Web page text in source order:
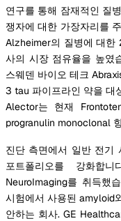
연구를 통해 잠재적인 질
쟁자에 대한 가장자리를
Alzheimer의 질병에 대한
사의 시장 점유율을 높였
스웨덴 바이오 테크
3 tau 파이프라인 약을 대
Alector는 현재
progranulin monoclonal
진단 측면에서 일반 전기
포트폴리오를 강화합
NeuroImaging를 취득했
시험에서 사용된 amyloid
안하는 회사. GE